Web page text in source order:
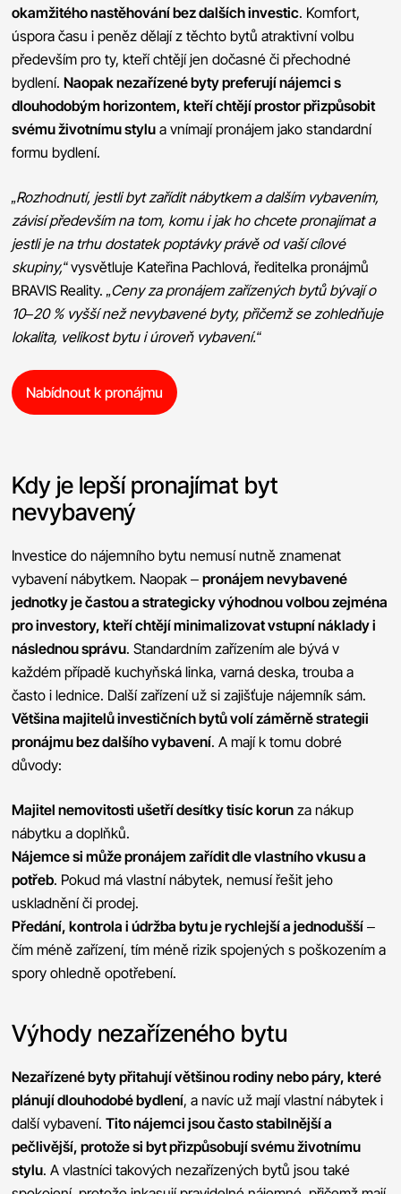
okamžitého nastěhování bez dalších investic. Komfort,
úspora času i peněz dělají z těchto bytů atraktivní volbu
především pro ty, kteří chtějí jen dočasné či přechodné
bydlení.Naopak nezařízené byty preferují nájemci s
dlouhodobým horizontem, kteří chtějí prostor přizpůsobit
svému životnímu stylu a vnímají pronájem jako standardní
formu bydlení.
„Rozhodnutí, jestli byt zařídit nábytkem a dalším vybavením,
závisí především na tom, komu i jak ho chcete pronajímat a
jestli je na trhu dostatek poptávky právě od vaší cílové
skupiny,“vysvětluje Kateřina Pachlová, ředitelka pronájmů
BRAVIS Reality.„Ceny za pronájem zařízených bytů bývají o
10–20 % vyšší než nevybavené byty, přičemž se zohledňuje
lokalita, velikost bytu i úroveň vybavení.“
Nabídnout k pronájmu
Kdy je lepší pronajímat byt
nevybavený
Investice do nájemního bytu nemusí nutně znamenat
vybavení nábytkem. Naopak –pronájem nevybavené
jednotky je častou a strategicky výhodnou volbou zejména
pro investory, kteří chtějí minimalizovat vstupní náklady i
následnou správu. Standardním zařízením ale bývá v
každém případě kuchyňská linka, varná deska, trouba a
často i lednice. Další zařízení už si zajišťuje nájemník sám.
Většina majitelů investičních bytů volí záměrně strategii
pronájmu bez dalšího vybavení. A mají k tomu dobré
důvody:
Majitel nemovitosti ušetří desítky tisíc korun za nákup
nábytku a doplňků.
Nájemce si může pronájem zařídit dle vlastního vkusu a
potřeb. Pokud má vlastní nábytek, nemusí řešit jeho
uskladnění či prodej.
Předání, kontrola i údržba bytu je rychlejší a jednodušší –
čím méně zařízení, tím méně rizik spojených s poškozením a
spory ohledně opotřebení.
Výhody nezařízeného bytu
Nezařízené byty přitahují většinou rodiny nebo páry, které
plánují dlouhodobé bydlení, a navíc už mají vlastní nábytek i
další vybavení.Tito nájemci jsou často stabilnější a
pečlivější, protože si byt přizpůsobují svému životnímu
stylu. A vlastníci takových nezařízených bytů jsou také